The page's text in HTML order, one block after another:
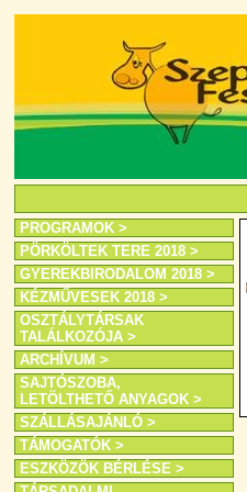
PROGRAMOK >
PÖRKÖLTEK TERE 2018 >
GYEREKBIRODALOM 2018 >
KÉZMŰVESEK 2018 >
OSZTÁLYTÁRSAK
TALÁLKOZÓJA >
ARCHÍVUM >
SAJTÓSZOBA,
LETÖLTHETŐ ANYAGOK >
SZÁLLÁSAJÁNLÓ >
TÁMOGATÓK >
ESZKÖZÖK BÉRLÉSE >